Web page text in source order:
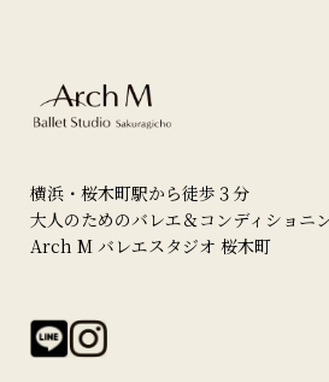
横浜・桜木町駅から徒歩３分
大人のためのバレエ＆コンディショニ
Arch M バレエスタジオ 桜木町